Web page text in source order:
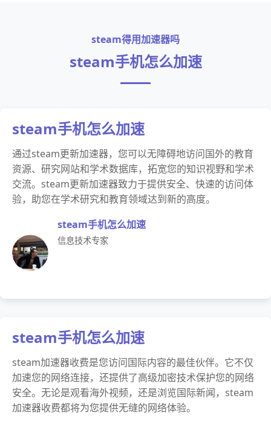
steam得用加速器吗
steam手机怎么加速
steam手机怎么加速
通过steam更新加速器，您可以无障碍地访问国外的教育
资源、研究网站和学术数据库，拓宽您的知识视野和学术
交流。steam更新加速器致力于提供安全、快速的访问体
验，助您在学术研究和教育领域达到新的高度。
steam手机怎么加速
信息技术专家
steam手机怎么加速
steam加速器收费是您访问国际内容的最佳伙伴。它不仅
加速您的网络连接，还提供了高级加密技术保护您的网络
安全。无论是观看海外视频，还是浏览国际新闻，steam
加速器收费都将为您提供无缝的网络体验。